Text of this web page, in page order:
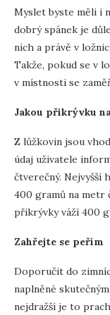
Myslet byste měli i
dobrý spánek je
nich a právě v
Takže, pokud se v
v místnosti se
Jakou přikrývku
Z lůžkovin jsou
údaj uživatele
čtverečný. Nejvyšší
400 gramů na metr
přikrývky váží 400
Zahřejte se peřím
Doporučit do
naplněné
nejdražší je to